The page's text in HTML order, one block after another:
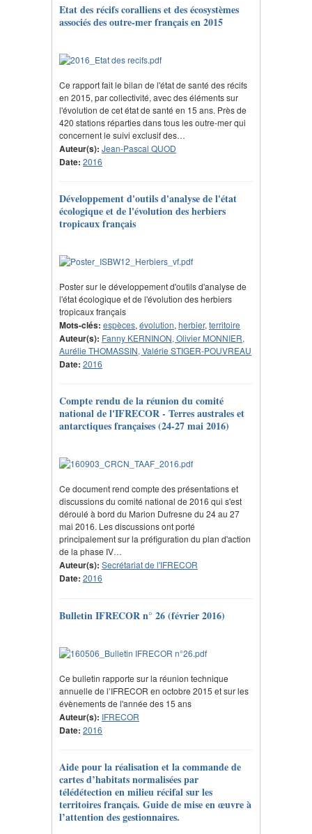
Etat des récifs coralliens et des écosystèmes
associés des outre-mer français en 2015
Ce rapport fait le bilan de l'état de santé des récifs
en 2015, par collectivité, avec des éléments sur
l'évolution de cet état de santé en 15 ans. Près de
420 stations réparties dans tous les outre-mer qui
concernent le suivi exclusif des…
Auteur(s): Jean-Pascal QUOD
Date: 2016
Développement d'outils d'analyse de l'état
écologique et de l'évolution des herbiers
tropicaux français
Poster sur le développement d'outils d'analyse de
l'état écologique et de l'évolution des herbiers
tropicaux français
Mots-clés: espèces, évolution, herbier, territoire
Auteur(s): Fanny KERNINON, Olivier MONNIER,
Aurélie THOMASSIN, Valérie STIGER-POUVREAU
Date: 2016
Compte rendu de la réunion du comité
national de l'IFRECOR - Terres australes et
antarctiques françaises (24-27 mai 2016)
Ce document rend compte des présentations et
discussions du comité national de 2016 qui s'est
déroulé à bord du Marion Dufresne du 24 au 27
mai 2016. Les discussions ont porté
principalement sur la préfiguration du plan d'action
de la phase IV…
Auteur(s): Secrétariat de l'IFRECOR
Date: 2016
Bulletin IFRECOR n° 26 (février 2016)
Ce bulletin rapporte sur la réunion technique
annuelle de l’IFRECOR en octobre 2015 et sur les
évènements de l'année des 15 ans
Auteur(s): IFRECOR
Date: 2016
Aide pour la réalisation et la commande de
cartes d’habitats normalisées par
télédétection en milieu récifal sur les
territoires français. Guide de mise en œuvre à
l’attention des gestionnaires.